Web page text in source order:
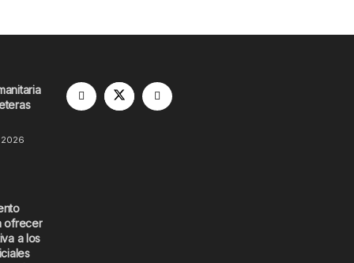
2026
ofrecer
a los